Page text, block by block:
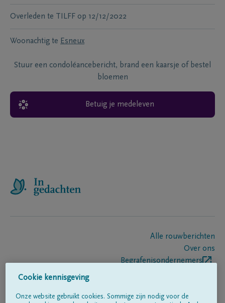
Overleden te TILFF op 12/12/2022
Woonachtig te Esneux
Stuur een condoléancebericht, brand een kaarsje of bestel
bloemen
Betuig je medeleven
Alle rouwberichten
Over ons
Begrafenisondernemers
Cookie kennisgeving
Onze website gebruikt cookies. Sommige zijn nodig voor de